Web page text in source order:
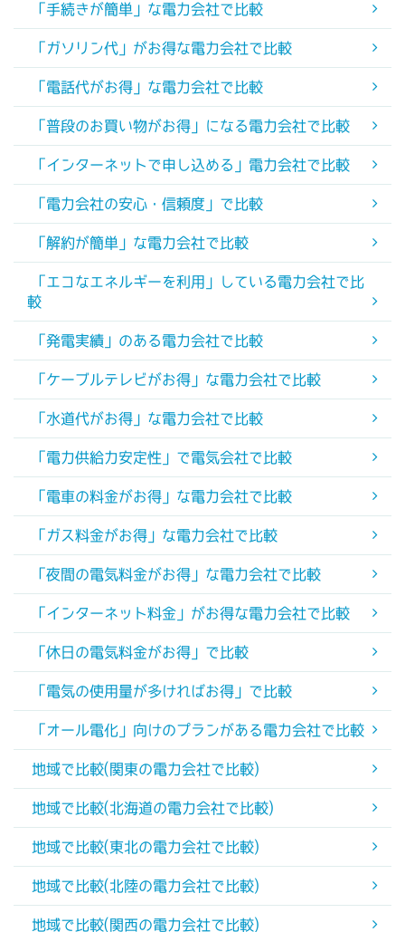
「手続きが簡単」な電力会社で比較
「ガソリン代」がお得な電力会社で比較
「電話代がお得」な電力会社で比較
「普段のお買い物がお得」になる電力会社で比較
「インターネットで申し込める」電力会社で比較
「電力会社の安心・信頼度」で比較
「解約が簡単」な電力会社で比較
「エコなエネルギーを利用」している電力会社で比
較
「発電実績」のある電力会社で比較
「ケーブルテレビがお得」な電力会社で比較
「水道代がお得」な電力会社で比較
「電力供給力安定性」で電気会社で比較
「電車の料金がお得」な電力会社で比較
「ガス料金がお得」な電力会社で比較
「夜間の電気料金がお得」な電力会社で比較
「インターネット料金」がお得な電力会社で比較
「休日の電気料金がお得」で比較
「電気の使用量が多ければお得」で比較
「オール電化」向けのプランがある電力会社で比較
地域で比較(関東の電力会社で比較)
地域で比較(北海道の電力会社で比較)
地域で比較(東北の電力会社で比較)
地域で比較(北陸の電力会社で比較)
地域で比較(関西の電力会社で比較)